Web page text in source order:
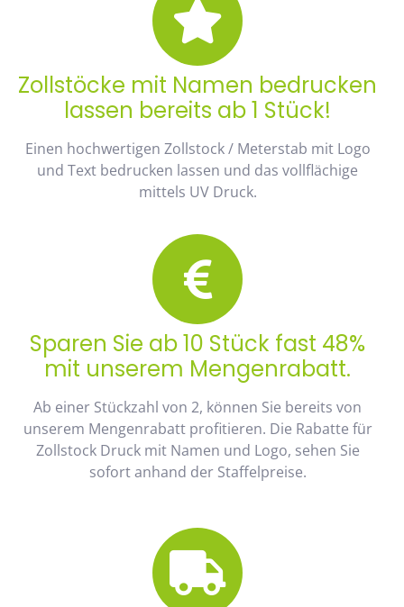
Zollstöcke mit Namen bedrucken
lassen bereits ab 1 Stück!
Einen hochwertigen Zollstock / Meterstab mit Logo
und Text bedrucken lassen und das vollflächige
mittels UV Druck.
Sparen Sie ab 10 Stück fast 48%
mit unserem Mengenrabatt.
Ab einer Stückzahl von 2, können Sie bereits von
unserem Mengenrabatt profitieren. Die Rabatte für
Zollstock Druck mit Namen und Logo, sehen Sie
sofort anhand der Staffelpreise.